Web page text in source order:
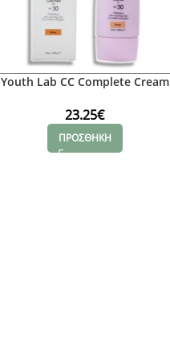
Youth Lab CC Complete Cream
23.25€
ΠΡΟΣΘΗΚΗ